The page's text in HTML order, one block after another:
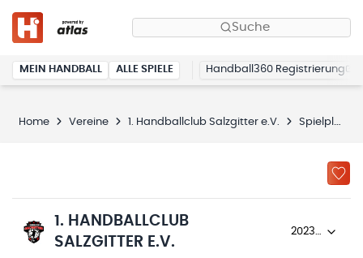
Suche
MEIN HANDBALL ALLE SPIELE Handball360 Registrierung
Home Vereine 1. Handballclub Salzgitter e.V. Spielplan
1. HANDBALLCLUB
SALZGITTER E.V.